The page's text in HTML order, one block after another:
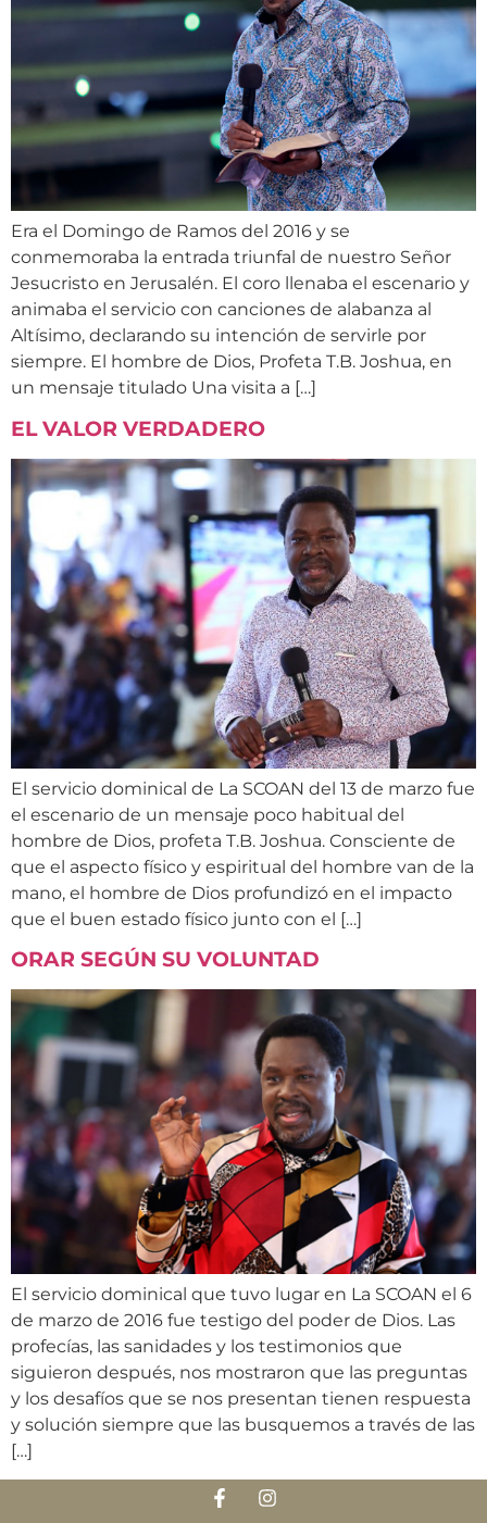
Era el Domingo de Ramos del 2016 y se
conmemoraba la entrada triunfal de nuestro Señor
Jesucristo en Jerusalén. El coro llenaba el escenario y
animaba el servicio con canciones de alabanza al
Altísimo, declarando su intención de servirle por
siempre. El hombre de Dios, Profeta T.B. Joshua, en
un mensaje titulado Una visita a […]
EL VALOR VERDADERO
El servicio dominical de La SCOAN del 13 de marzo fue
el escenario de un mensaje poco habitual del
hombre de Dios, profeta T.B. Joshua. Consciente de
que el aspecto físico y espiritual del hombre van de la
mano, el hombre de Dios profundizó en el impacto
que el buen estado físico junto con el […]
ORAR SEGÚN SU VOLUNTAD
El servicio dominical que tuvo lugar en La SCOAN el 6
de marzo de 2016 fue testigo del poder de Dios. Las
profecías, las sanidades y los testimonios que
siguieron después, nos mostraron que las preguntas
y los desafíos que se nos presentan tienen respuesta
y solución siempre que las busquemos a través de las
[…]